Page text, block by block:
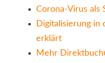
Corona-Virus als
Digitalisierung in
erklärt
Mehr